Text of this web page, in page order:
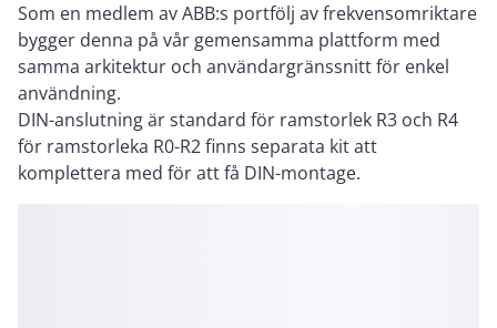
Som en medlem av ABB:s portfölj av frekvensomriktare
bygger denna på vår gemensamma plattform med
samma arkitektur och användargränssnitt för enkel
användning.
DIN-anslutning är standard för ramstorlek R3 och R4
för ramstorleka R0-R2 finns separata kit att
komplettera med för att få DIN-montage.